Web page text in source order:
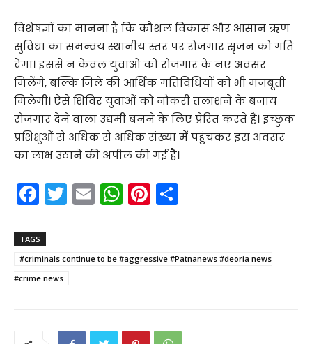
विशेषज्ञों का मानना है कि कौशल विकास और आसान ऋण
सुविधा का समन्वय स्थानीय स्तर पर रोजगार सृजन को गति
देगा। इससे न केवल युवाओं को रोजगार के नए अवसर
मिलेंगे, बल्कि जिले की आर्थिक गतिविधियों को भी मजबूती
मिलेगी। ऐसे शिविर युवाओं को नौकरी तलाशने के बजाय
रोजगार देने वाला उद्यमी बनने के लिए प्रेरित करते हैं। इच्छुक
प्रशिक्षुओं से अधिक से अधिक संख्या में पहुंचकर इस अवसर
का लाभ उठाने की अपील की गई है।
F
a
c
e
b
T
w
er
E
m
l
W
h
ts
p
Pi
nt
e e
TAGS
#criminals continue to be #aggressive #Patnanews #deoria news
#crime news